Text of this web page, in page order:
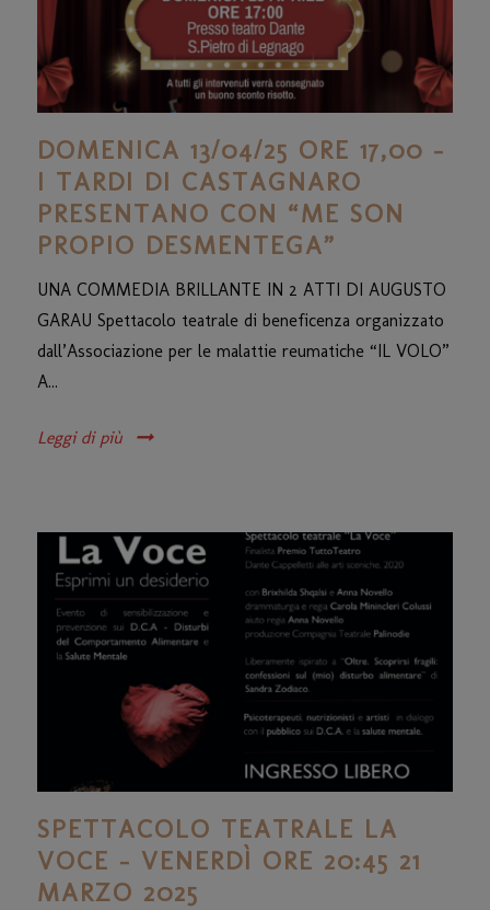
DOMENICA 13/04/25 ORE 17,00 –
I TARDI DI CASTAGNARO
PRESENTANO CON “ME SON
PROPIO DESMENTEGA”
UNA COMMEDIA BRILLANTE IN 2 ATTI DI AUGUSTO
GARAU Spettacolo teatrale di beneficenza organizzato
dall’Associazione per le malattie reumatiche “IL VOLO”
A...
Leggi di più
SPETTACOLO TEATRALE LA
VOCE – VENERDÌ ORE 20:45 21
MARZO 2025